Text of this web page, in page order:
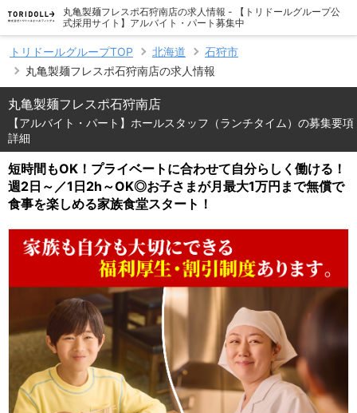
丸亀製麺フレスポ石狩南店の求人情報 - 【トリドールグループ公
式採用サイト】アルバイト・パート募集中
トリドールグループTOP 北海道
石狩市
丸亀製麺フレスポ石狩南店の求人情報
丸亀製麺フレスポ石狩南店
【アルバイト・パート】ホールスタッフ（ランチタイム）の募集要項
詳細
短時間もOK！プライベートに合わせて自分らしく働ける！
週2日～／1日2h～OK◎お子さまが月最大1万円まで無償で
食事を楽しめる家族食堂スタート！